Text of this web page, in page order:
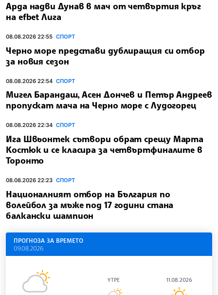
Арда надви Дунав в мач от четвъртия кръг
на efbet Лига
08.08.2026 22:55 СПОРТ
Черно море представи дублиращия си отбор
за новия сезон
08.08.2026 22:54 СПОРТ
Мигел Барандаш, Асен Дончев и Петър Андреев
пропускат мача на Черно море с Лудогорец
08.08.2026 22:34 СПОРТ
Ига Швьонтек сътвори обрат срещу Марта
Костюк и се класира за четвъртфиналите в
Торонто
08.08.2026 22:23 СПОРТ
Националният отбор на България по
волейбол за мъже под 17 години стана
балкански шампион
ПРОГНОЗА ЗА ВРЕМЕТО
09.08.2026
УТРЕ 11.08.2026